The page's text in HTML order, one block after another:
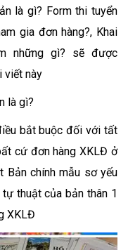
là gì? Form thi tuyển
gia đơn hàng?, Khai
những gì? sẽ được
viết này
là gì?
bắt buộc đối với tất
cứ đơn hàng XKLĐ ở
Bản chính mẫu sơ yếu
thuật của bản thân 1
XKLĐ